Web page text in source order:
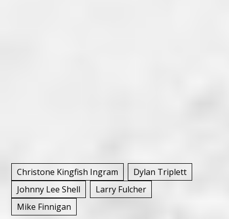
Christone Kingfish Ingram
Dylan Triplett
Johnny Lee Shell
Larry Fulcher
Mike Finnigan